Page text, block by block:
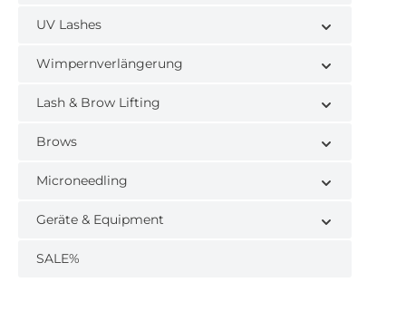
UV Lashes
Wimpernverlängerung
Lash & Brow Lifting
Brows
Microneedling
Geräte & Equipment
SALE%